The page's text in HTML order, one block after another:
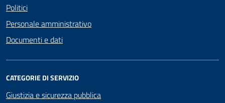
Politici
Personale amministrativo
Documenti e dati
CATEGORIE DI SERVIZIO
Giustizia e sicurezza pubblica